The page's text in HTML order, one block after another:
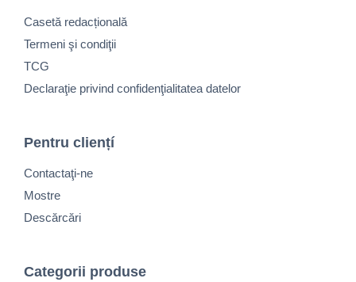
Casetă redacțională
Termeni şi condiţii
TCG
Declaraţie privind confidenţialitatea datelor
Pentru cliențí
Contactaţi-ne
Mostre
Descărcări
Categorii produse